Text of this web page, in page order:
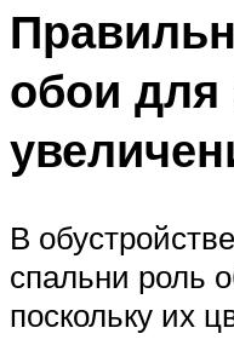
обои для
В
спальни роль
поскольку их